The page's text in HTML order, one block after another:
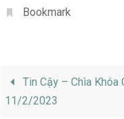
Bookmark.
Tin Cậy – Chìa Khóa
11/2/2023